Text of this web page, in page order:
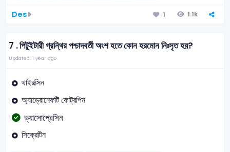
Des 1 1.1k
7 .পিটুইটারী গ্রন্থির পশ্চাদবর্তী অংশ হতে কোন হরমোন নিঃসৃত হয়?
Updated: 1 year ago
থাইরক্সিন
অ্যাড্রোনেকটি কোট্রপিন
ভ্যাসোপ্রেসিন
সিক্রেটিন